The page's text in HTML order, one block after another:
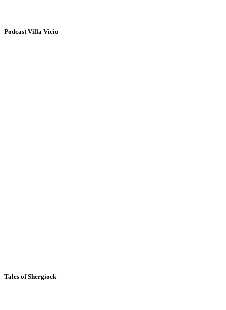
Podcast Villa Vicio
Tales of Shergiock